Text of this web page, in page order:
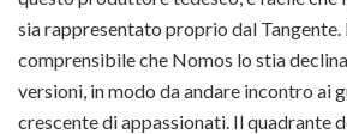
sia rappresentato proprio dal Tangente.
comprensibile che Nomos lo stia
versioni, in modo da andare incontro ai
crescente di appassionati. Il quadrante